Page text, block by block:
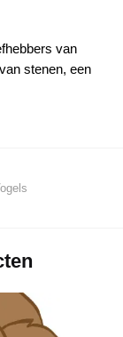
van
stenen, een